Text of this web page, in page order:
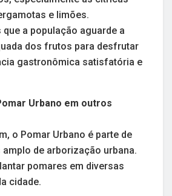
e limões.
que a população aguarde a
dos frutos para desfrutar
gastronômica satisfatória e
Urbano em outros
o Pomar Urbano é parte de
de arborização urbana.
pomares em diversas
cidade.